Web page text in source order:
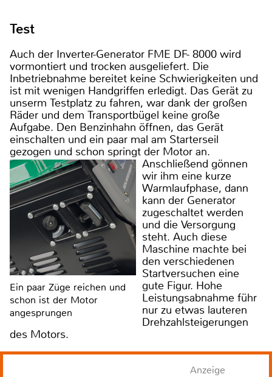
Test
Auch der Inverter-Generator FME DF- 8000 wird
vormontiert und trocken ausgeliefert. Die
Inbetriebnahme bereitet keine Schwierigkeiten und
ist mit wenigen Handgriffen erledigt. Das Gerät zu
unserm Testplatz zu fahren, war dank der großen
Räder und dem Transportbügel keine große
Aufgabe. Den Benzinhahn öffnen, das Gerät
einschalten und ein paar mal am Starterseil
gezogen und schon springt der Motor an.
Ein paar Züge reichen und
schon ist der Motor
angesprungen
Anschließend gönnen
wir ihm eine kurze
Warmlaufphase, dann
kann der Generator
zugeschaltet werden
und die Versorgung
steht. Auch diese
Maschine machte bei
den verschiedenen
Startversuchen eine
gute Figur. Hohe
Leistungsabnahme führ
nur zu etwas lauteren
Drehzahlsteigerungen
des Motors.
Anzeige